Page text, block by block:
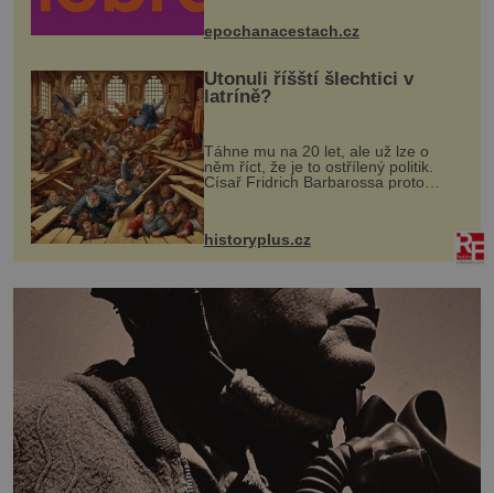
mohou těšit na víno, burčák, pes...
epochanacestach.cz
Utonuli říšští šlechtici v
latríně?
Táhne mu na 20 let, ale už lze o
něm říct, že je to ostřílený politik.
Císař Fridrich Barbarossa proto
posílá svého syna a dědice Jindřicha
VI. do Erfurtu, aby se stal
prostředníkem při řešení sporu m...
historyplus.cz